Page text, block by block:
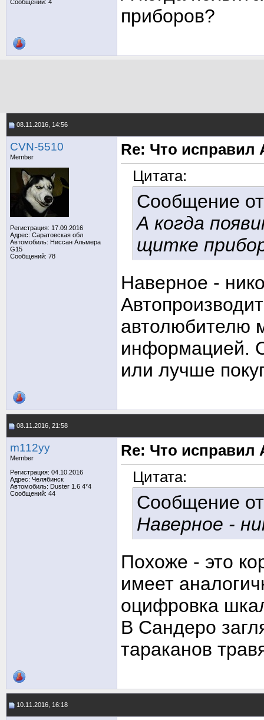
Сообщений: 4
приборов?
08.11.2016, 14:56
CVN-5510
Member
Регистрация: 17.09.2016
Адрес: Саратовская обл
Автомобиль: Ниссан Альмера
G15
Сообщений: 78
Re: Что исправил
Цитата:
Сообщение
А когда
щитке
Наверное -
автолюбителю
информацией.
или лучше
08.11.2016, 21:58
m112yy
Member
Регистрация: 04.10.2016
Адрес: Челябинск
Автомобиль: Duster 1.6 4*4
Сообщений: 44
Re: Что исправил
Цитата:
Сообщение
Наверное -
Похоже - это
имеет
оцифровка
В Сандеро
тараканов
10.11.2016, 16:18